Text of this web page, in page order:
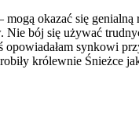
okazać się
bój się używać
synkowi
królewnie Śnieżce